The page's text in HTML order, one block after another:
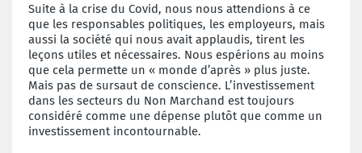
Suite à la crise du Covid, nous nous attendions à ce
que les responsables politiques, les employeurs, mais
aussi la société qui nous avait applaudis, tirent les
leçons utiles et nécessaires. Nous espérions au moins
que cela permette un « monde d’après » plus juste.
Mais pas de sursaut de conscience. L’investissement
dans les secteurs du Non Marchand est toujours
considéré comme une dépense plutôt que comme un
investissement incontournable.